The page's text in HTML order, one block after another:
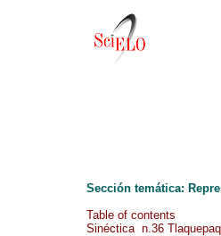
Sección temática:
Table of contents
Sinéctica n.36